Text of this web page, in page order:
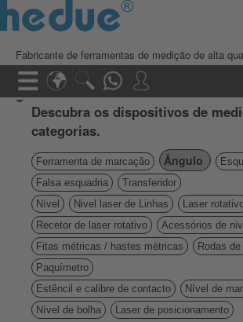
Fabricante de ferramentas de medição de alta
Descubra os dispositivos de
categorias.
Ferramenta de marcação Ângulo
Falsa esquadria
Transferidor
Nível
Nivel laser de Linhas
Laser
Recetor de laser rotativo
Acessórios de
Fitas métricas / hastes métricas
Rodas
Paquímetro
Estêncil e calibre de contacto
Nível de
Nível de bolha
Laser de posicionamento